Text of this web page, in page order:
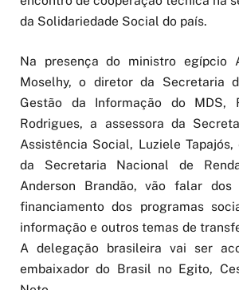
da Solidariedade Social do país.
Na presença do ministro egípcio
Moselhy, o diretor da Secretaria
Gestão da Informação do MDS,
Rodrigues, a assessora da
Assistência Social, Luziele
da Secretaria Nacional de
Anderson Brandão, vão falar dos
financiamento dos programas
informação e outros temas de
A delegação brasileira vai ser
embaixador do Brasil no Egito,